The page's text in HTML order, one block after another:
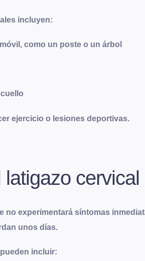
incluyen:
como un poste o un árbol
ejercicio o lesiones deportivas.
cervical
no experimentará síntomas
unos días.
incluir: